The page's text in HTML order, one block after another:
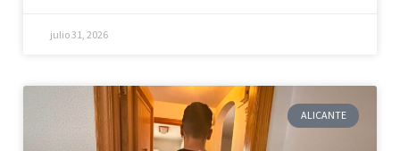
julio 31, 2026
ALICANTE